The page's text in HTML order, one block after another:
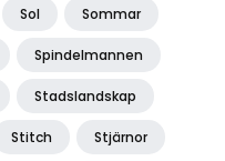
Sol Sommar
Spindelmannen
Stadslandskap
Stitch Stjärnor